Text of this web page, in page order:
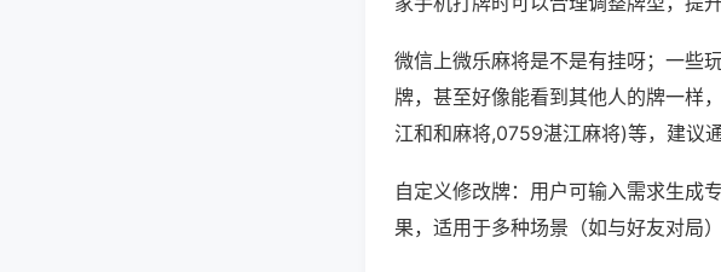
微信上微乐麻将是不是有挂呀；一些
牌，甚至好像能看到其他人的牌一样
江和和麻将,0759湛江麻将)等，建议
自定义修改牌：用户可输入需求生成
果，适用于多种场景（如与好友对局